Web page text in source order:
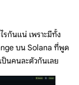
กันแน่ เพราะมีทั้ง
บน Solana ที่พูด
ป็นคนละตัวกันเลย